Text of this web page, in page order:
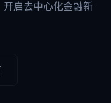
启去中心化金融新